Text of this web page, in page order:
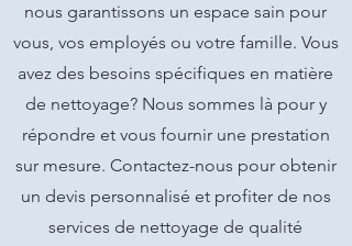
nous garantissons un espace sain pour
vous, vos employés ou votre famille. Vous
avez des besoins spécifiques en matière
de nettoyage? Nous sommes là pour y
répondre et vous fournir une prestation
sur mesure. Contactez-nous pour obtenir
un devis personnalisé et profiter de nos
services de nettoyage de qualité